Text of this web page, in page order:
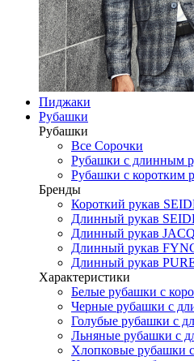
Пиджаки
Рубашки
Рубашки
Все Сорочки
Рубашки с длинным
Рубашки с коротким
Бренды
Короткий рукав
Длинный рукав
Длинный рукав
Длинный рукав
Длинный рукав
Характеристики
Белые рубашки с
Черные рубашки с
Голубые рубашки с
Льняные рубашки с
Хлопковые рубашки